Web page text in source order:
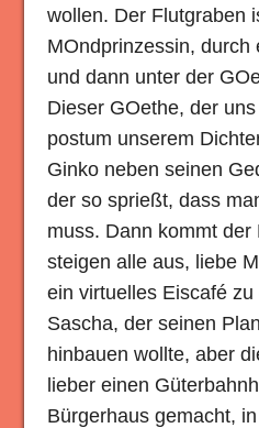
wollen. Der Flutgraben
MOndprinzessin, durch
und dann unter der
Dieser GOethe, der
postum unserem
Ginko neben seinen
der so sprießt, dass
muss. Dann kommt der
steigen alle aus, liebe
ein virtuelles Eiscafé
Sascha, der seinen
hinbauen wollte, aber
lieber einen
Bürgerhaus gemacht,